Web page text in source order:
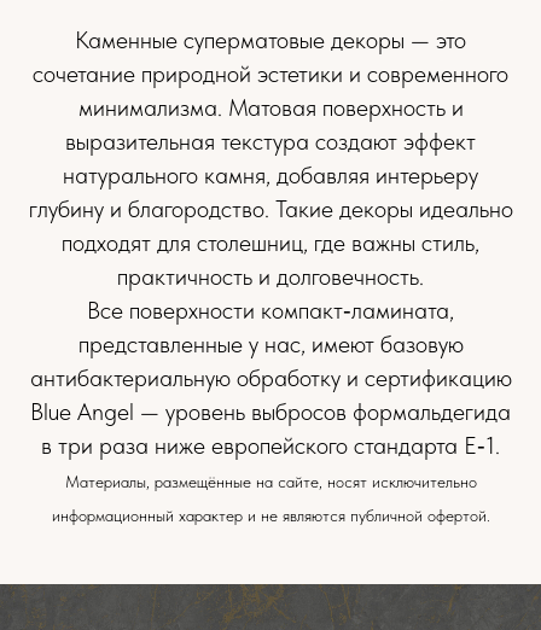
Каменные суперматовые декоры — это
сочетание природной эстетики и современного
минимализма. Матовая поверхность и
выразительная текстура создают эффект
натурального камня, добавляя интерьеру
глубину и благородство. Такие декоры идеально
подходят для столешниц, где важны стиль,
практичность и долговечность.
Все поверхности компакт‑ламината,
представленные у нас, имеют базовую
антибактериальную обработку и сертификацию
Blue Angel — уровень выбросов формальдегида
в три раза ниже европейского стандарта E‑1.
Материалы, размещённые на сайте, носят исключительно
информационный характер и не являются публичной офертой.